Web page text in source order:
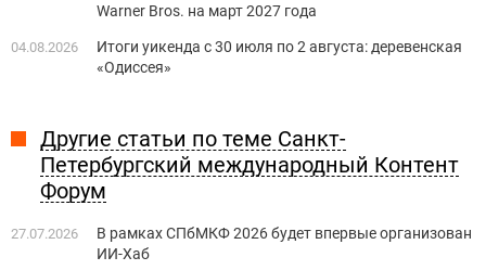
Warner Bros. на март 2027 года
04.08.2026
Итоги уикенда с 30 июля по 2 августа: деревенская
«Одиссея»
Другие статьи по теме Санкт-
Петербургский международный Контент
Форум
27.07.2026
В рамках СПбМКФ 2026 будет впервые организован
ИИ-Хаб